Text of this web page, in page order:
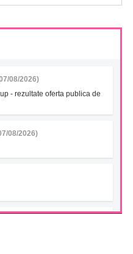
08/2026)
- rezultate oferta publica de
08/2026)